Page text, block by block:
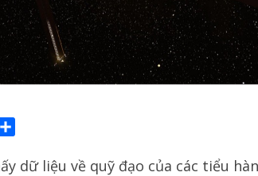
dữ liệu về quỹ đạo của các tiểu